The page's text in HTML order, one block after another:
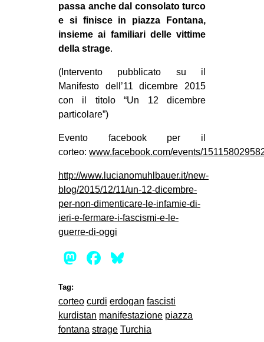
passa anche dal consolato turco
e si finisce in piazza Fontana,
insieme ai familiari delle vittime
della strage.
(Intervento pubblicato su il
Manifesto dell’11 dicembre 2015
con il titolo “Un 12 dicembre
particolare”)
Evento facebook per il
corteo: www.facebook.com/events/
http://www.lucianomuhlbauer.it/new-
blog/2015/12/11/un-12-dicembre-
per-non-dimenticare-le-infamie-di-
ieri-e-fermare-i-fascismi-e-le-
guerre-di-oggi
Mastodon
Facebook
Tag:
corteo curdi erdogan fascisti
kurdistan manifestazione piazza
fontana strage Turchia